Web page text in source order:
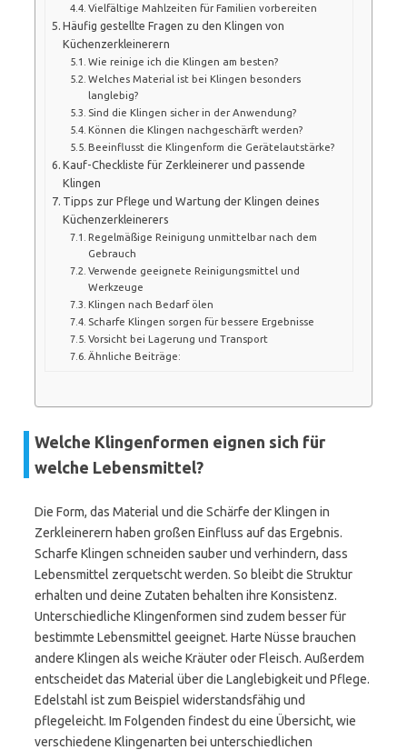
Vielfältige Mahlzeiten für Familien vorbereiten
Häufig gestellte Fragen zu den Klingen von
Küchenzerkleinerern
Wie reinige ich die Klingen am besten?
Welches Material ist bei Klingen besonders
langlebig?
Sind die Klingen sicher in der Anwendung?
Können die Klingen nachgeschärft werden?
Beeinflusst die Klingenform die Gerätelautstärke?
Kauf-Checkliste für Zerkleinerer und passende
Klingen
Tipps zur Pflege und Wartung der Klingen deines
Küchenzerkleinerers
Regelmäßige Reinigung unmittelbar nach dem
Gebrauch
Verwende geeignete Reinigungsmittel und
Werkzeuge
Klingen nach Bedarf ölen
Scharfe Klingen sorgen für bessere Ergebnisse
Vorsicht bei Lagerung und Transport
Ähnliche Beiträge:
Welche Klingenformen eignen sich für
welche Lebensmittel?
Die Form, das Material und die Schärfe der Klingen in
Zerkleinerern haben großen Einfluss auf das Ergebnis.
Scharfe Klingen schneiden sauber und verhindern, dass
Lebensmittel zerquetscht werden. So bleibt die Struktur
erhalten und deine Zutaten behalten ihre Konsistenz.
Unterschiedliche Klingenformen sind zudem besser für
bestimmte Lebensmittel geeignet. Harte Nüsse brauchen
andere Klingen als weiche Kräuter oder Fleisch. Außerdem
entscheidet das Material über die Langlebigkeit und Pflege.
Edelstahl ist zum Beispiel widerstandsfähig und
pflegeleicht. Im Folgenden findest du eine Übersicht, wie
verschiedene Klingenarten bei unterschiedlichen